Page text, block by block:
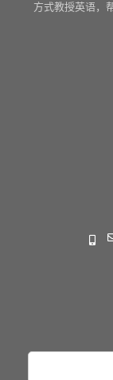
方式教授英语，